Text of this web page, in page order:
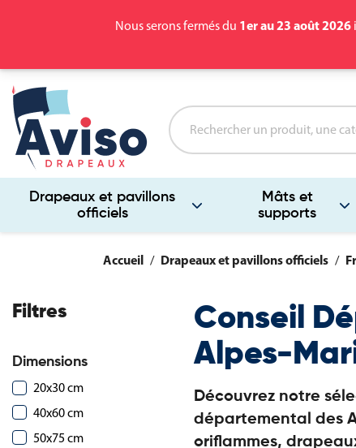
Nous serons fermés du 1er au 23 août 2026
Drapeaux et pavillons
officiels
Mâts et
supports
Accueil Drapeaux et pavillons officiels
Filtres
Dimensions
20x30 cm
40x60 cm
50x75 cm
Conseil
Alpes-
Découvrez notre
départemental des
oriflammes,